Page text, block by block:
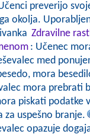
preverijo
okolja.
Zdravilne
: Učenec
med
mora
mora prebrati
piskati podatke
za uspešno branje.
opazuje